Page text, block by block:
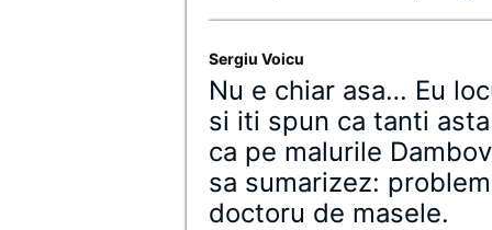
Sergiu Voicu
Nu e chiar asa… Eu
si iti spun ca tanti
ca pe malurile
sa sumarizez:
doctoru de masele.